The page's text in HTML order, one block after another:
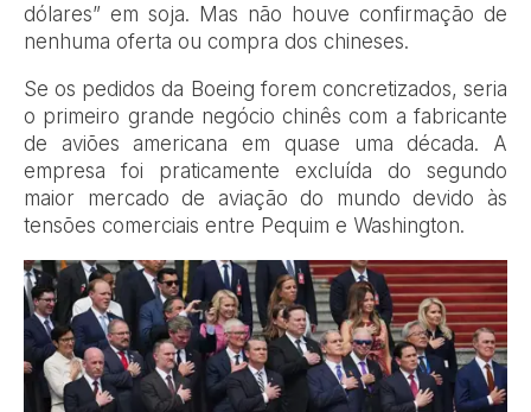
dólares” em soja. Mas não houve confirmação de
nenhuma oferta ou compra dos chineses.
Se os pedidos da Boeing forem concretizados, seria
o primeiro grande negócio chinês com a fabricante
de aviões americana em quase uma década. A
empresa foi praticamente excluída do segundo
maior mercado de aviação do mundo devido às
tensões comerciais entre Pequim e Washington.